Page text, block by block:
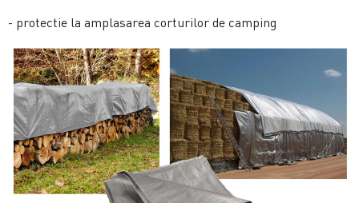
- protectie la amplasarea corturilor de camping